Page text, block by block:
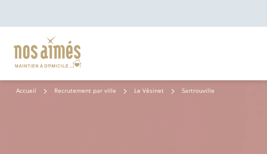
Accueil Recrutement par ville Le Vésinet Sartrouville